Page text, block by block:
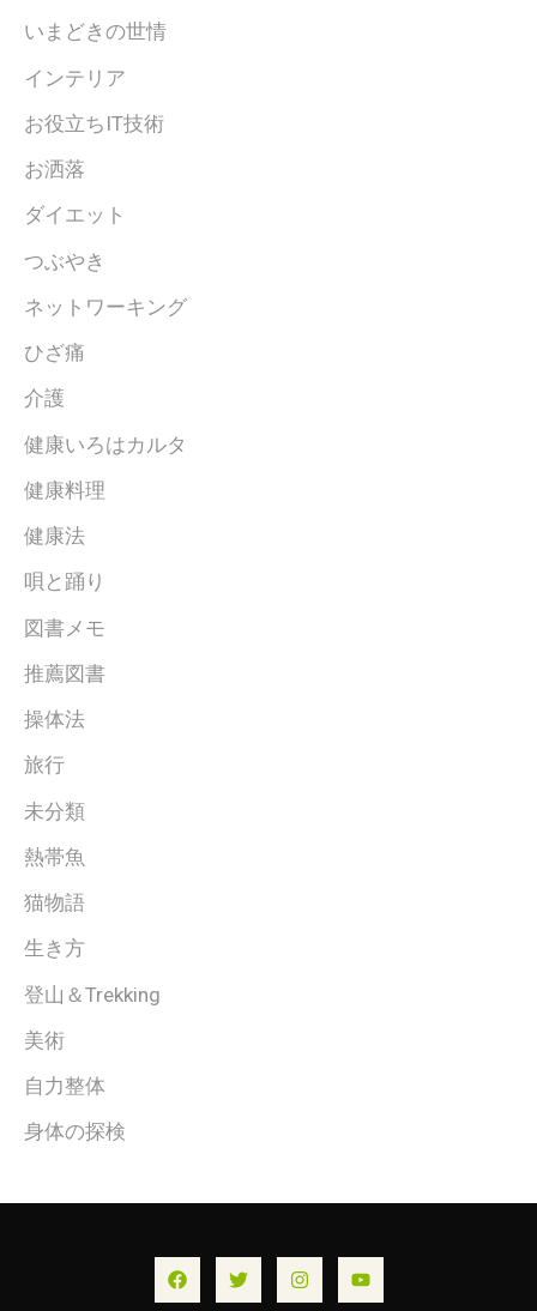
いまどきの世情
インテリア
お役立ちIT技術
お洒落
ダイエット
つぶやき
ネットワーキング
ひざ痛
介護
健康いろはカルタ
健康料理
健康法
唄と踊り
図書メモ
推薦図書
操体法
旅行
未分類
熱帯魚
猫物語
生き方
登山＆Trekking
美術
自力整体
身体の探検